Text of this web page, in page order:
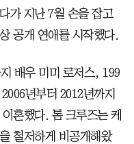
가 지난 7월 손을 잡고
공개 연애를 시작했다.
배우 미미 로저스, 199
년부터 2012년까지
혼했다. 톰 크루즈는 케
철저하게 비공개해왔